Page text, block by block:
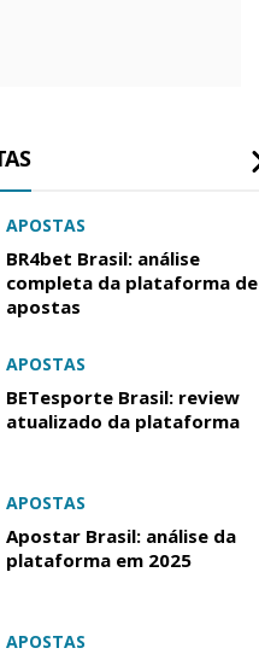
APOSTAS
BR4bet Brasil: análise
completa da plataforma de
apostas
APOSTAS
BETesporte Brasil: review
atualizado da plataforma
APOSTAS
Apostar Brasil: análise da
plataforma em 2025
APOSTAS